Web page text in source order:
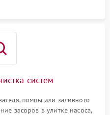
систем
помпы или заливного
засоров в улитке насоса,